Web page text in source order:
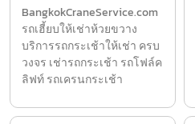
BangkokCraneService.com
รถเฮี้ยบให้เช่าห้วยขวาง
บริการรถกระเช้าให้เช่า ครบ
วงจร เช่ารถกระเช้า รถโฟล์ค
ลิฟท์ รถเครนกระเช้า